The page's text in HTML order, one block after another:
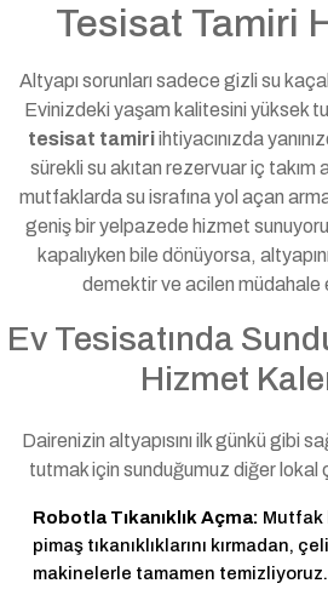
Tesisat Tamiri
Altyapı sorunları sadece gizli su
Evinizdeki yaşam kalitesini yüksek
tesisat tamiriihtiyacınızda
sürekli su akıtan rezervuar iç takım
mutfaklarda su israfına yol açan
geniş bir yelpazede hizmet
kapalıyken bile dönüyorsa,
demektir ve acilen müdahale
Ev Tesisatında
Hizmet
Dairenizin altyapısını ilk günkü gibi
tutmak için sunduğumuz diğer lokal
Robotla Tıkanıklık Açma: Mutfak
pimaş tıkanıklıklarını kırmadan,
makinelerle tamamen temizliyoruz.